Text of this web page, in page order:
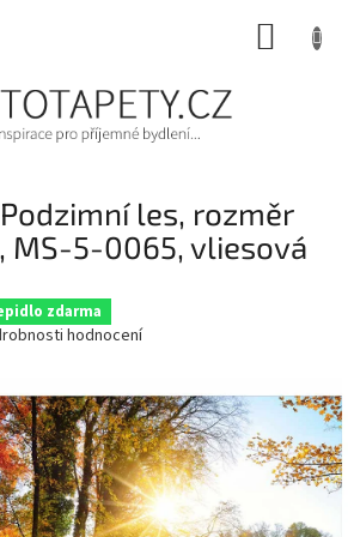
les, rozměr
MS-5-0065, vliesová
zdarma
hodnocení